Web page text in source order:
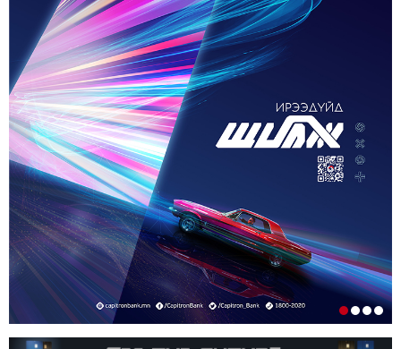
2-р сар. 17, 2026, 10:38 a.m.
ОРОН НУТАГТ ГАЗАР ОЛГОХ ЭРХ МЭДЛИЙГ
ШИЛЖҮҮЛНЭ
1-р сар. 19, 2026, 10:54 a.m.
ТЭТГЭВРИЙН ЗЭЭЛИЙН ХҮҮГ БУУРУУЛАХ,
УРТАСГАХ ЧИГЛЭЛЭЭР АЖИЛЛАНА
1-р сар. 19, 2026, 10:52 a.m.
ИРГЭДИЙН НЭРИЙН ДАНСНЫ
ХУРИМТЛАЛЫГ НЭГ САЯД ХҮРГЭНЭ
1-р сар. 19, 2026, 10:48 a.m.
ЭНЭ ЖИЛ БҮХ НИЙТЭЭРЭЭ 15 ХОНОГ АМРАХ
НЬ